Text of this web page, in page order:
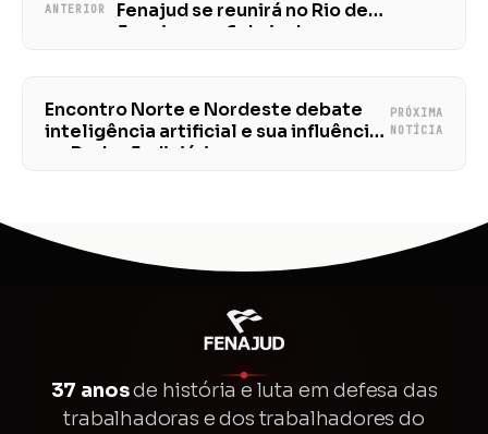
ANTERIOR
Fenajud se reunirá no Rio de
Janeiro, em 6 de junho
Encontro Norte e Nordeste debate
inteligência artificial e sua influência
no Poder Judiciário
PRÓXIMA
NOTÍCIA
37 anosde história e luta em defesa das
trabalhadoras e dos trabalhadores do